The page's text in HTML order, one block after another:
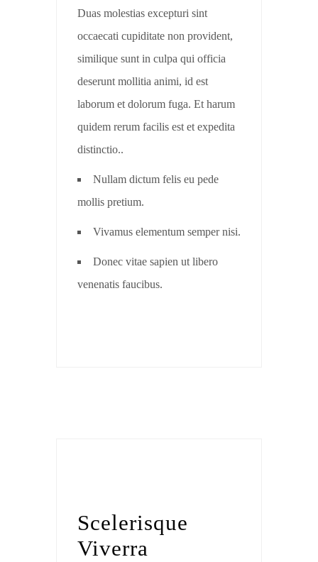
Duas molestias excepturi sint
occaecati cupiditate non provident,
similique sunt in culpa qui officia
deserunt mollitia animi, id est
laborum et dolorum fuga. Et harum
quidem rerum facilis est et expedita
distinctio..
Nullam dictum felis eu pede
mollis pretium.
Vivamus elementum semper nisi.
Donec vitae sapien ut libero
venenatis faucibus.
Scelerisque
Viverra